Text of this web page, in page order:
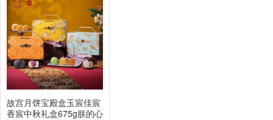
故宫月饼宝殿盒玉宸佳宸
香宸中秋礼盒675g朕的心